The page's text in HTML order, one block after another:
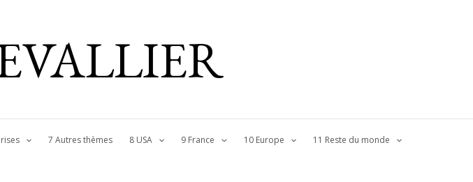
7 Autres thèmes 8 USA 9 France 10 Europe 11 Reste du monde